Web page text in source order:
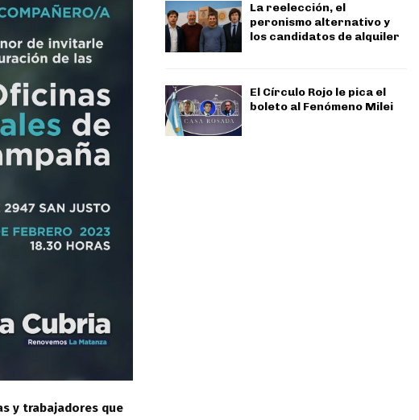
y trabajadores que
La reelección, el
peronismo alternativo y
los candidatos de alquiler
El Círculo Rojo le pica el
boleto al Fenómeno Milei